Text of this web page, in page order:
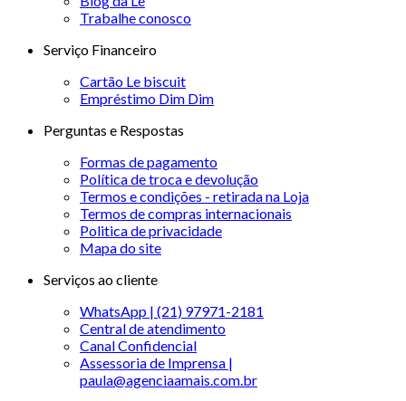
Trabalhe conosco
Serviço Financeiro
Cartão Le biscuit
Empréstimo Dim Dim
Perguntas e Respostas
Formas de pagamento
Política de troca e devolução
Termos e condições - retirada na Loja
Termos de compras internacionais
Politica de privacidade
Mapa do site
Serviços ao cliente
WhatsApp | (21) 97971-2181
Central de atendimento
Canal Confidencial
Assessoria de Imprensa |
paula@agenciaamais.com.br